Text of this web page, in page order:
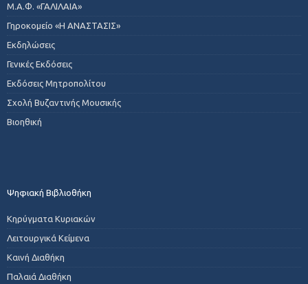
Μ.Α.Φ. «ΓΑΛΙΛΑΙΑ»
Γηροκομείο «Η ΑΝΑΣΤΑΣΙΣ»
Εκδηλώσεις
Γενικές Εκδόσεις
Εκδόσεις Μητροπολίτου
Σχολή Βυζαντινής Μουσικής
Βιοηθική
Ψηφιακή Βιβλιοθήκη
Κηρύγματα Κυριακών
Λειτουργικά Κείμενα
Καινή Διαθήκη
Παλαιά Διαθήκη